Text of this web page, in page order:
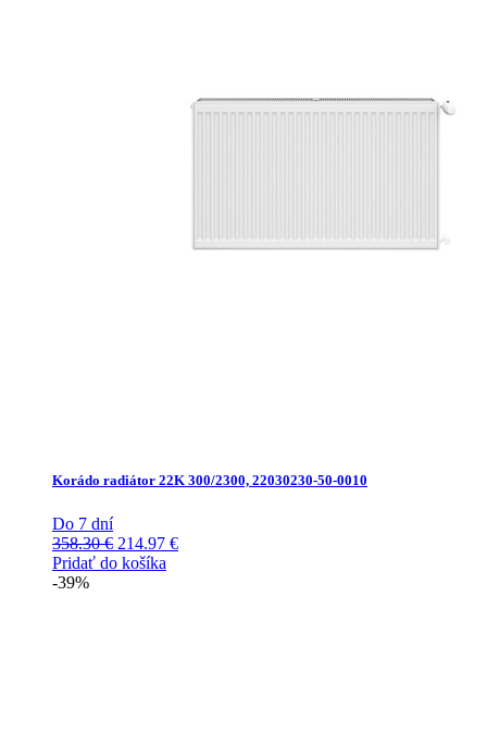
Korádo radiátor 22K 300/2300, 22030230-50-0010
Do 7 dní
358.30€ Pôvodná
cena
214.97 €Aktuálna
Pridať do košíka
-39%